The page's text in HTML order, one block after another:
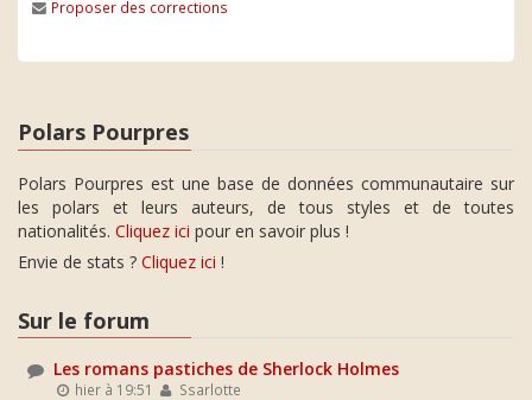
Proposer des corrections
Polars Pourpres
Polars Pourpres est une base de données communautaire sur
les polars et leurs auteurs, de tous styles et de toutes
nationalités. Cliquez ici pour en savoir plus !
Envie de stats ? Cliquez ici !
Sur le forum
Les romans pastiches de Sherlock Holmes
hier à 19:51 Ssarlotte